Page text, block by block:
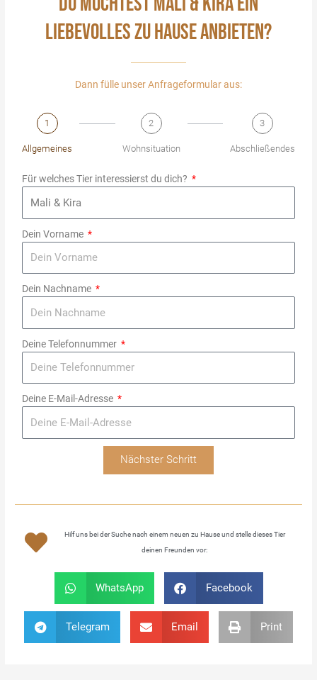
LIEBEVOLLES ZU HAUSE ANBIETEN?
Dann fülle unser Anfrageformular aus:
1
Allgemeines
2
Wohnsituation
3
Abschließendes
Für welches Tier interessierst du dich?
Dein Vorname
Dein Nachname
Deine Telefonnummer
Deine E-Mail-Adresse
Nächster Schritt
Hilf uns bei der Suche nach einem neuen zu Hause und stelle dieses Tier
deinen Freunden vor:
WhatsApp Facebook
Telegram Email Print